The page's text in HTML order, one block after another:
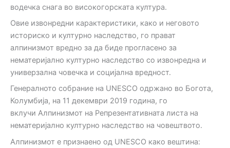
водечка снага во високогорската култура.
Овие извонредни карактеристики, како и неговото
историско и културно наследство, го прават
алпинизмот вредно за да биде прогласено за
нематеријално културно наследство со извонредна и
универзална човечка и социјална вредност.
Генералното собрание на UNESCO одржано во Богота,
Колумбија, на 11 декември 2019 година, го
вклучи Алпинизмот на Репрезентативната листа на
нематеријално културно наследство на човештвото.
Алпинизмот е признаено од UNESCO како вештина: